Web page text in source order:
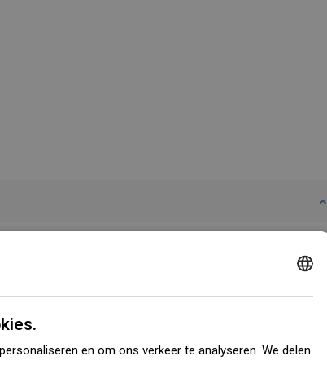
en om ons verkeer te analyseren. We delen